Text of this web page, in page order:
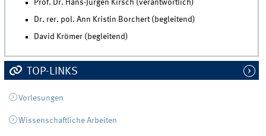
Prof. Dr. Hans-Jürgen Kirsch (verantwortlich)
Dr. rer. pol. Ann Kristin Borchert (begleitend)
David Krömer (begleitend)
TOP-LINKS
Vorlesungen
Wissenschaftliche Arbeiten